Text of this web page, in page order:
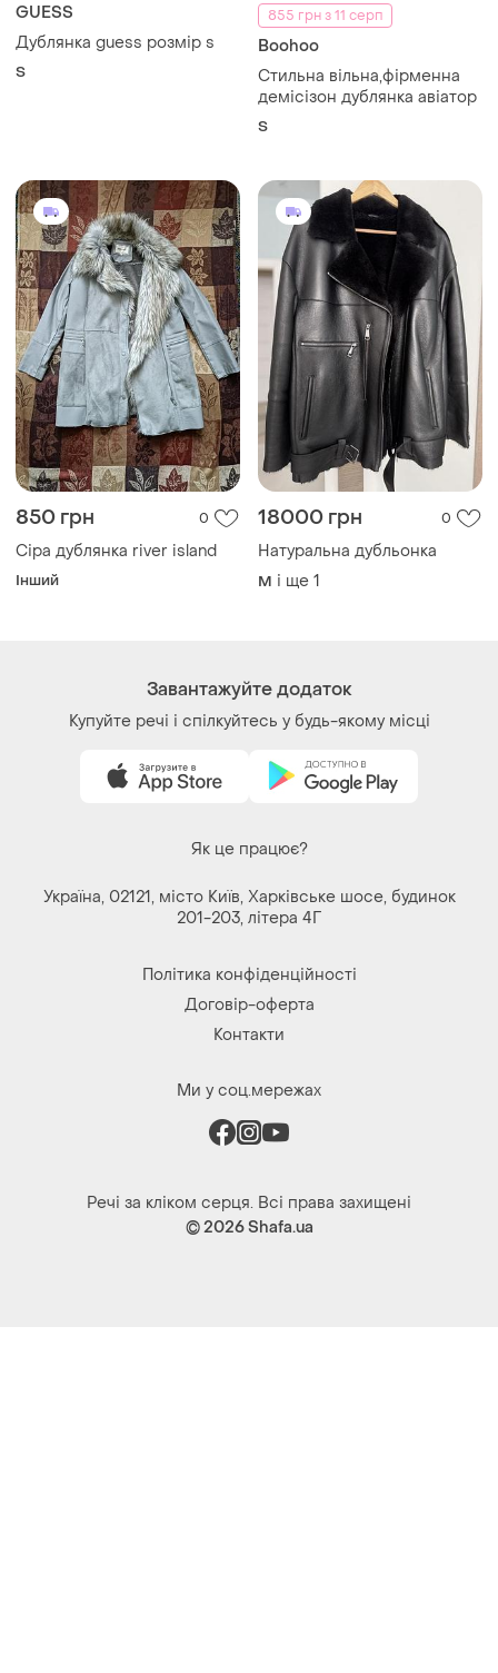
GUESS
Дублянка guess розмір s
S
855 грн з 11 серп
Boohoo
Стильна вільна,фірменна
демісізон дублянка авіатор
S
850 грн 0
Сіра дублянка river island
Інший
18000 грн 0
Натуральна дубльонка
M і ще 1
Завантажуйте додаток
Купуйте речі і спілкуйтесь у будь-якому місці
Як це працює?
Україна, 02121, місто Київ, Харківське шосе, будинок
201-203, літера 4Г
Політика конфіденційності
Договір-оферта
Контакти
Ми у соц.мережах
Речі за кліком серця. Всі права захищені
© 2026Shafa.ua